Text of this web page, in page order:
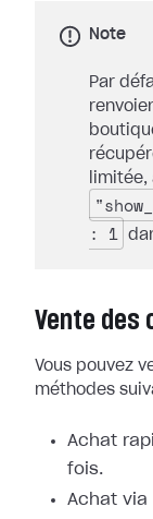
Note
Par
: 1
Vente des
Vous pouvez
méthodes
Achat
fois.
Achat via